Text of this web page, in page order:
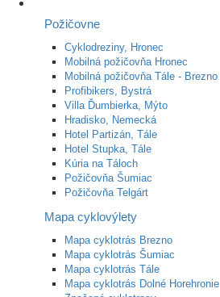
Požičovne
Cyklodreziny, Hronec
Mobilná požičovňa Hronec
Mobilná požičovňa Tále - Brezno
Profibikers, Bystrá
Villa Ďumbierka, Mýto
Hradisko, Nemecká
Hotel Partizán, Tále
Hotel Stupka, Tále
Kúria na Táloch
Požičovňa Šumiac
Požičovňa Telgárt
Mapa cyklovýlety
Mapa cyklotrás Brezno
Mapa cyklotrás Šumiac
Mapa cyklotrás Tále
Mapa cyklotrás Dolné Horehronie